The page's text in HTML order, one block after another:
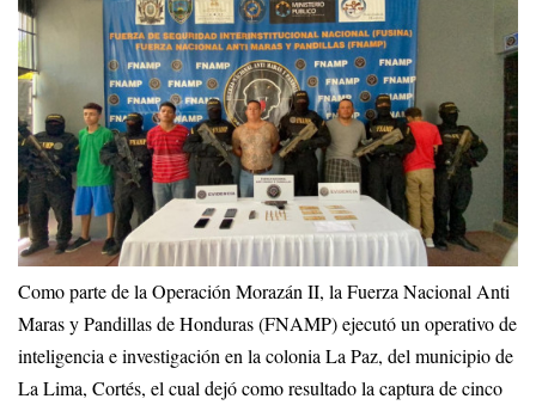
Como parte de la Operación Morazán II, la Fuerza Nacional Anti
Maras y Pandillas de Honduras (FNAMP) ejecutó un operativo de
inteligencia e investigación en la colonia La Paz, del municipio de
La Lima, Cortés, el cual dejó como resultado la captura de cinco